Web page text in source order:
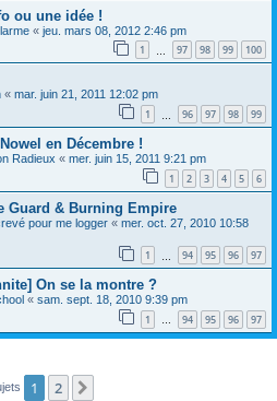
ou une idée !
« jeu. mars 08, 2012 2:46 pm
1 97 98 99 100
« mar. juin 21, 2011 12:02 pm
1 96 97 98 99
en Décembre !
Radieux « mer. juin 15, 2011 9:21 pm
1 2 3 4 5 6
Guard & Burning Empire
pour me logger « mer. oct. 27, 2010 10:58
1 94 95 96 97
On se la montre ?
« sam. sept. 18, 2010 9:39 pm
1 … 94 95 96 97
1 2